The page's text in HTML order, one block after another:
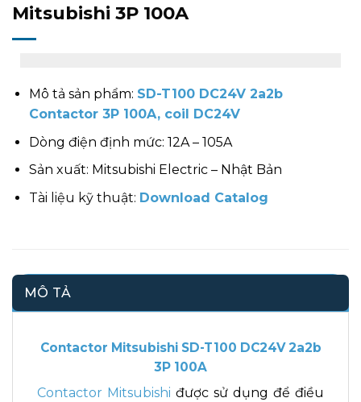
Mitsubishi 3P 100A
Mô tả sản phẩm: SD-T100 DC24V 2a2b
Contactor 3P 100A, coil DC24V
Dòng điện định mức: 12A – 105A
Sản xuất: Mitsubishi Electric – Nhật Bản
Tài liệu kỹ thuật: Download Catalog
MÔ TẢ
Contactor Mitsubishi SD-T100 DC24V 2a2b
3P 100A
Contactor Mitsubishi được sử dụng để điều